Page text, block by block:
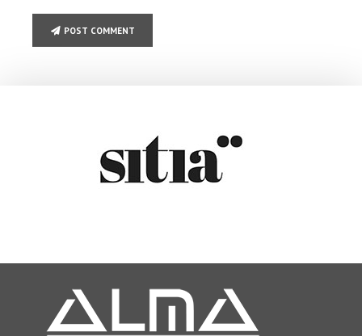
POST COMMENT